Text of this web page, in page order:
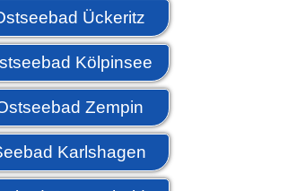
Ückeritz
Kölpinsee
Zempin
Karlshagen